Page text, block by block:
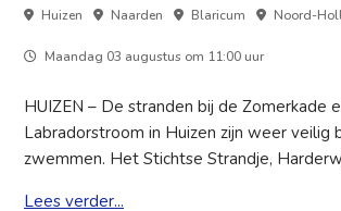
Huizen Naarden Blaricum Noord-
Maandag 03 augustus om 11:00 uur
HUIZEN – De stranden bij de Zomerkade
Labradorstroom in Huizen zijn weer veilig
zwemmen. Het Stichtse Strandje,
Lees verder...